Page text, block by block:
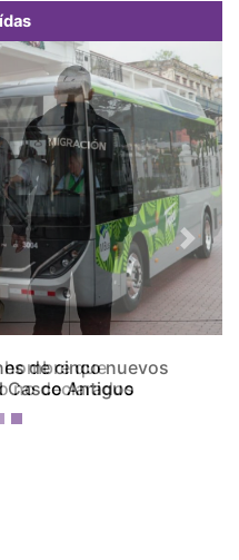
hombre que
no declarados
Next